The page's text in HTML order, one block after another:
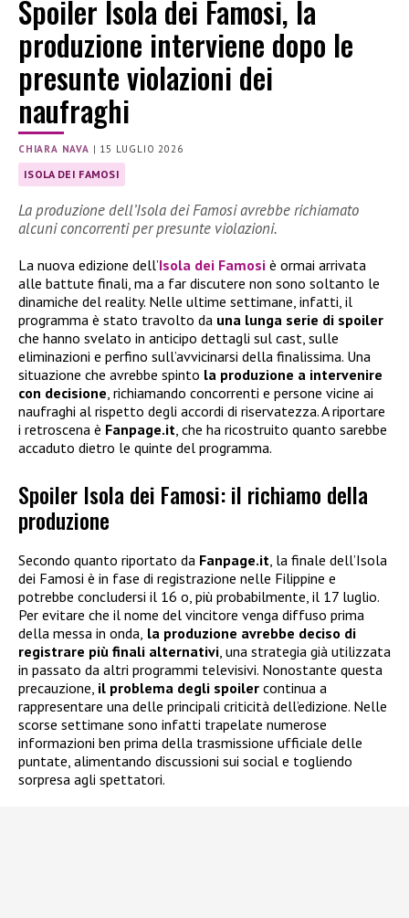
Spoiler Isola dei Famosi, la
produzione interviene dopo le
presunte violazioni dei
naufraghi
CHIARA NAVA | 15 LUGLIO 2026
ISOLA DEI FAMOSI
La produzione dell’Isola dei Famosi avrebbe richiamato
alcuni concorrenti per presunte violazioni.
La nuova edizione dell’Isola dei Famosi è ormai arrivata
alle battute finali, ma a far discutere non sono soltanto le
dinamiche del reality. Nelle ultime settimane, infatti, il
programma è stato travolto da una lunga serie di spoiler
che hanno svelato in anticipo dettagli sul cast, sulle
eliminazioni e perfino sull’avvicinarsi della finalissima. Una
situazione che avrebbe spinto la produzione a intervenire
con decisione, richiamando concorrenti e persone vicine ai
naufraghi al rispetto degli accordi di riservatezza. A riportare
i retroscena è Fanpage.it, che ha ricostruito quanto sarebbe
accaduto dietro le quinte del programma.
Spoiler Isola dei Famosi: il richiamo della
produzione
Secondo quanto riportato da Fanpage.it , la finale dell’Isola
dei Famosi è in fase di registrazione nelle Filippine e
potrebbe concludersi il 16 o, più probabilmente, il 17 luglio.
Per evitare che il nome del vincitore venga diffuso prima
della messa in onda, la produzione avrebbe deciso di
registrare più finali alternativi , una strategia già utilizzata
in passato da altri programmi televisivi. Nonostante questa
precauzione, il problema degli spoiler continua a
rappresentare una delle principali criticità dell’edizione. Nelle
scorse settimane sono infatti trapelate numerose
informazioni ben prima della trasmissione ufficiale delle
puntate, alimentando discussioni sui social e togliendo
sorpresa agli spettatori.